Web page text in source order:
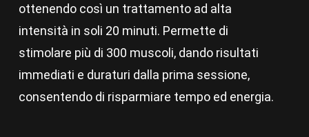
ottenendo così un trattamento ad alta
intensità in soli 20 minuti. Permette di
stimolare più di 300 muscoli, dando risultati
immediati e duraturi dalla prima sessione,
consentendo di risparmiare tempo ed energia.